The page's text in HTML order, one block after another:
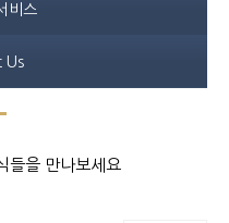
비스
Us
들을 만나보세요